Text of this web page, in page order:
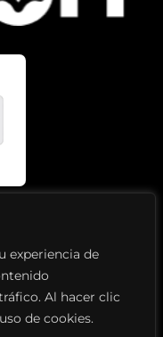
experiencia de
Al hacer clic
de cookies.
Política de cookies